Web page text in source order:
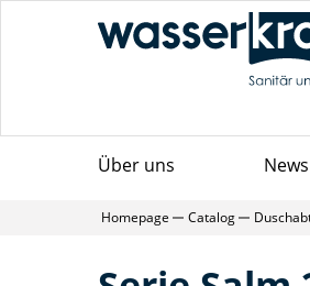
Über uns News
Homepage Catalog